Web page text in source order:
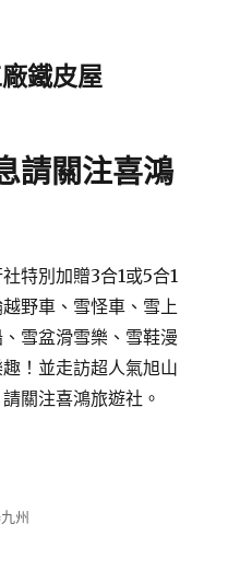
鐵皮屋
請關注喜鴻
特別加贈3合1或5合1
野車、雪怪車、雪上
雪盆滑雪樂、雪鞋漫
！並走訪超人氣旭山
關注喜鴻旅遊社。
州